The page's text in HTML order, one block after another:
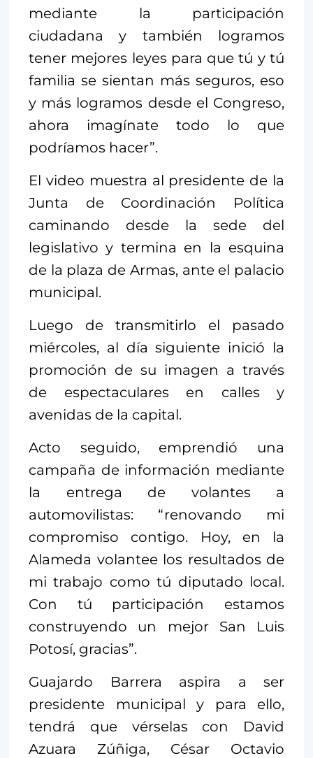
mediante la participación
ciudadana y también logramos
tener mejores leyes para que tú y tú
familia se sientan más seguros, eso
y más logramos desde el Congreso,
ahora imagínate todo lo que
podríamos hacer”.
El video muestra al presidente de la
Junta de Coordinación Política
caminando desde la sede del
legislativo y termina en la esquina
de la plaza de Armas, ante el palacio
municipal.
Luego de transmitirlo el pasado
miércoles, al día siguiente inició la
promoción de su imagen a través
de espectaculares en calles y
avenidas de la capital.
Acto seguido, emprendió una
campaña de información mediante
la entrega de volantes a
automovilistas: “renovando mi
compromiso contigo. Hoy, en la
Alameda volantee los resultados de
mi trabajo como tú diputado local.
Con tú participación estamos
construyendo un mejor San Luis
Potosí, gracias”.
Guajardo Barrera aspira a ser
presidente municipal y para ello,
tendrá que vérselas con David
Azuara Zúñiga, César Octavio